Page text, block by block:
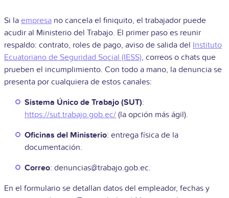
Si la empresa no cancela el finiquito, el trabajador puede
acudir al Ministerio del Trabajo. El primer paso es reunir
respaldo: contrato, roles de pago, aviso de salida del Instituto
Ecuatoriano de Seguridad Social (IESS), correos o chats que
prueben el incumplimiento. Con todo a mano, la denuncia se
presenta por cualquiera de estos canales:
Sistema Único de Trabajo (SUT):
https://sut.trabajo.gob.ec/ (la opción más ágil).
Oficinas del Ministerio: entrega física de la
documentación.
Correo: denuncias@trabajo.gob.ec.
En el formulario se detallan datos del empleador, fechas y